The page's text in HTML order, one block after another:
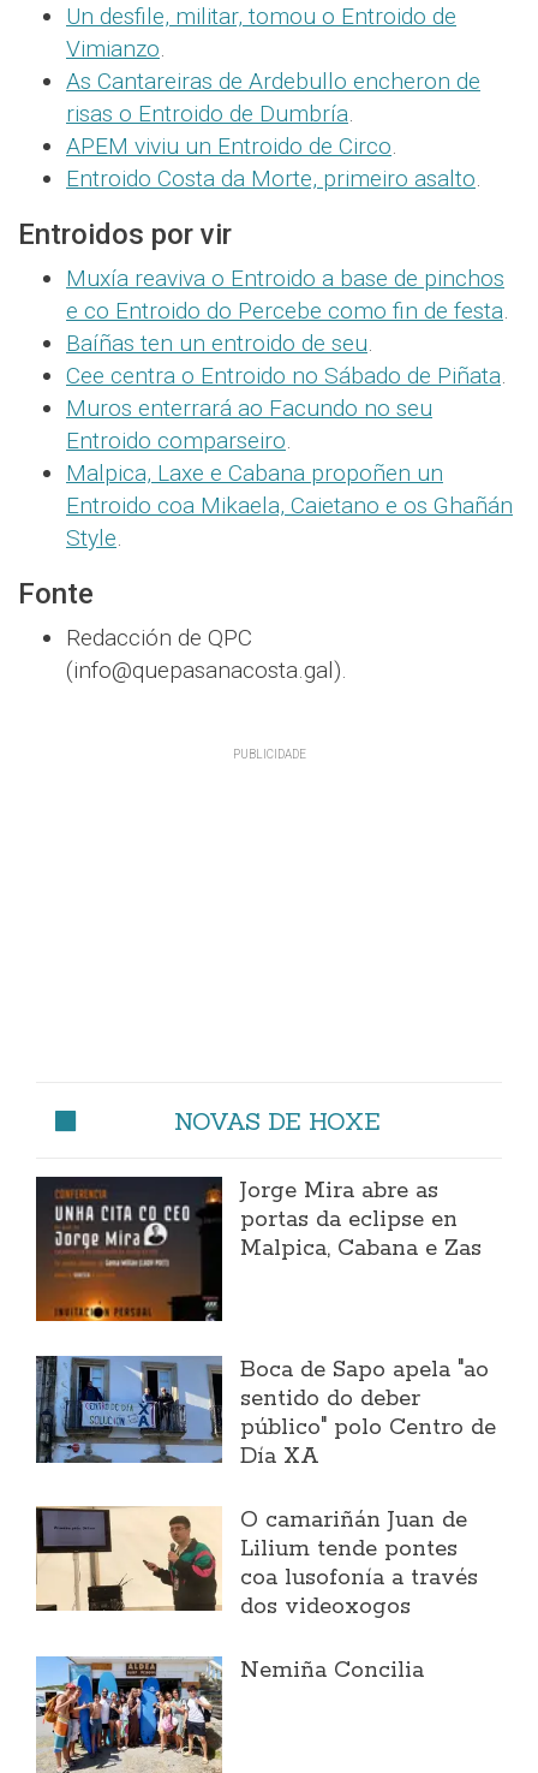
Un desfile, militar, tomou o Entroido de
Vimianzo
As Cantareiras de Ardebullo encheron de
risas o Entroido de Dumbría
APEM viviu un Entroido de Circo
Entroido Costa da Morte, primeiro asalto
Entroidos por vir
Muxía reaviva o Entroido a base de pinchos
e co Entroido do Percebe como fin de festa
Baíñas ten un entroido de seu
Cee centra o Entroido no Sábado de Piñata
Muros enterrará ao Facundo no seu
Entroido comparseiro
Malpica, Laxe e Cabana propoñen un
Entroido coa Mikaela, Caietano e os Ghañán
Style
Fonte
Redacción de QPC
(info@quepasanacosta.gal).
NOVAS DE HOXE
Jorge Mira abre as
portas da eclipse en
Malpica, Cabana e Zas
Boca de Sapo apela "ao
sentido do deber
público" polo Centro de
Día XA
O camariñán Juan de
Lilium tende pontes
coa lusofonía a través
dos videoxogos
Nemiña Concilia